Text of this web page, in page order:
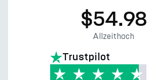
$54.98
Allzeithoch
Trustpilot